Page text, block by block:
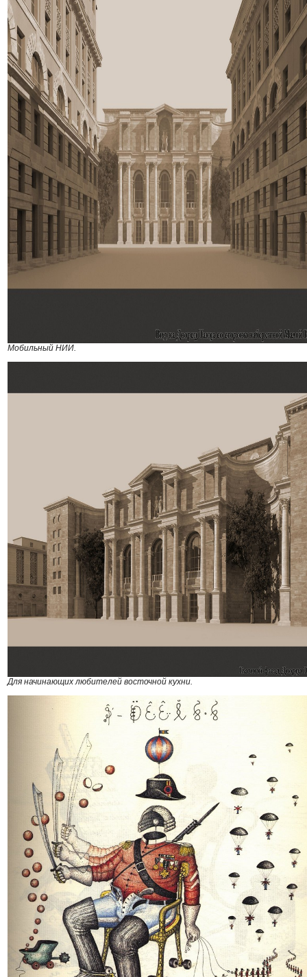
Мобильный НИИ.
Для начинающих любителей восточной кухни.